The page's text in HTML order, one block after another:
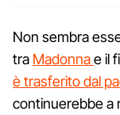
Non sembra
tra Madonnae il
è trasferito dal
continuerebbe a